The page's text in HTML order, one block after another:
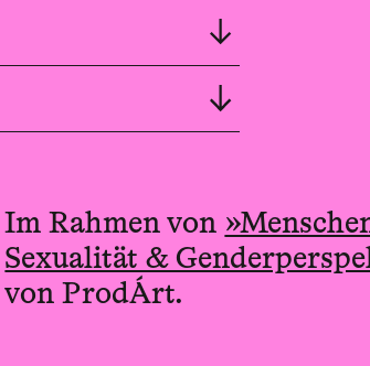
Im Rahmen von
Sexualität &
von ProdÁrt.